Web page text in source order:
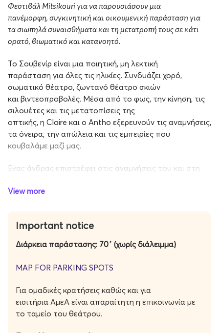
Φεστιβάλ Mitsikouri για να παρουσιάσουν μια
πανέμορφη, συγκινητική και οικουμενική παράσταση για
τα σιωπηλά συναισθήματα και τη μετατροπή τους σε κάτι
ορατό, βιωματικό και κατανοητό.
Το Σουβενίρ είναι μια ποιητική, μη λεκτική
παράσταση για όλες τις ηλικίες. Συνδυάζει χορό,
σωματικό θέατρο, ζωντανό θέατρο σκιών
και βιντεοπροβολές. Μέσα από το φως, την κίνηση, τις
σιλουέτες και τις μετατοπίσεις της
οπτικής, η Claire και ο Antho εξερευνούν τις αναμνήσεις,
τα όνειρα, την απώλεια και τις εμπειρίες που
κουβαλάμε μαζί μας.
Ένας άνδρας επιστρέφει στις αναμνήσεις του και στη
του μεταμορφώνονται σε θεατρικούς χώρους: ένα
ανοίγουν συμβολικά τις αποσκευές τους και έρχονται
αντιμέτωποι με τις εμπειρίες που διαμόρφωσαν τη ζωή
και τις επιλογές τους. Για κείνον, το συναισθηματικό
πηγάζει από τη βαθιά ευαισθησία της απέναντι στους
ανθρώπους και τον κόσμο γύρω της. Μαζί,
ωστόσο, χορεύουν, γελούν, θυμούνται και προσπαθούν
να μην εγκαταλείψουν τα όνειρά τους.
View more
Important notice
Διάρκεια παράστασης: 70΄ (χωρίς διάλειμμα)
MAP FOR PARKING SPOTS
Για ομαδικές κρατήσεις καθώς και για
εισιτήρια ΑμεΑ είναι απαραίτητη η επικοινωνία με
το ταμείο του θεάτρου.